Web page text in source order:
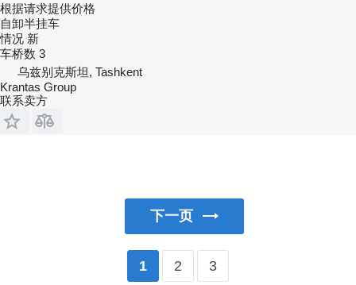
根据请求提供价格
自卸半挂车
情况 新
车桥数 3
乌兹别克斯坦, Tashkent
Krantas Group
联系卖方
下一页
1 2 3